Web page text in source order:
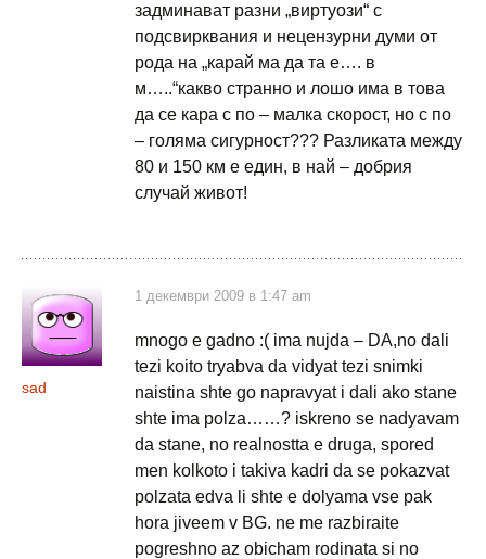
задминават разни „виртуози“ с
подсвирквания и нецензурни думи от
рода на „карай ма да та е…. в
м…..“какво странно и лошо има в това
да се кара с по – малка скорост, но с по
– голяма сигурност??? Разликата между
80 и 150 км е един, в най – добрия
случай живот!
sad
1 декември 2009 в 1:47 am
mnogo e gadno :( ima nujda – DA,no dali
tezi koito tryabva da vidyat tezi snimki
naistina shte go napravyat i dali ako stane
shte ima polza……? iskreno se nadyavam
da stane, no realnostta e druga, spored
men kolkoto i takiva kadri da se pokazvat
polzata edva li shte e dolyama vse pak
hora jiveem v BG. ne me razbiraite
pogreshno az obicham rodinata si no